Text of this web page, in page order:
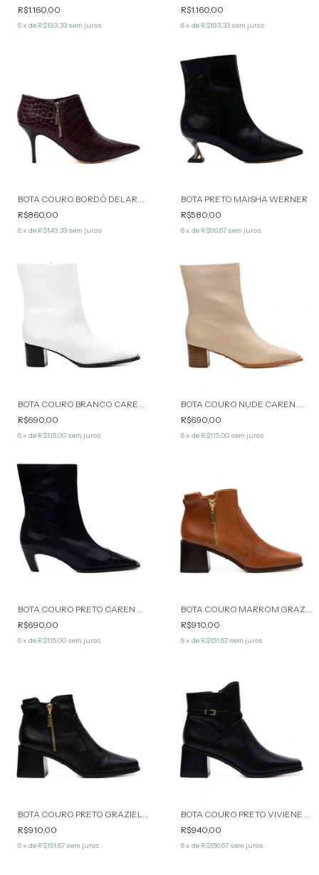
R$1.160,00
6x de R$193,33 sem juros
R$1.160,00
6x de R$193,33 sem juros
R$860,00
6x de R$143,33 sem juros
BOTA PRETO MAISHA WERNER
R$580,00
6x de R$96,67 sem juros
R$690,00
6x de R$115,00 sem juros
R$690,00
6x de R$115,00 sem juros
R$690,00
6x de R$115,00 sem juros
R$910,00
6x de R$151,67 sem juros
R$910,00
6x de R$151,67 sem juros
R$940,00
6x de R$156,67 sem juros